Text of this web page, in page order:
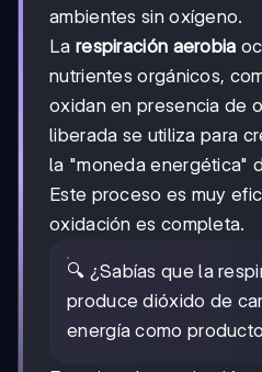
ambientes sin oxígeno.
La respiración aerobia
nutrientes orgánicos,
oxidan en presencia de
liberada se utiliza para
la "moneda energética"
Este proceso es muy
oxidación es completa.
🔍 ¿Sabías que la
produce dióxido de
energía como